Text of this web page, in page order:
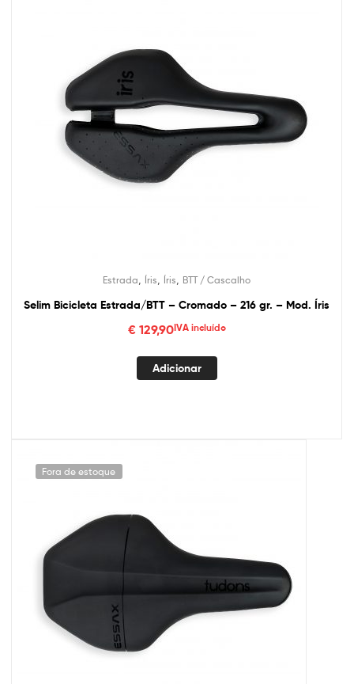
Estrada Íris Íris BTT / Cascalho
Selim Bicicleta Estrada/BTT – Cromado – 216 gr. – Mod. Íris
€129,90IVA incluído
Adicionar
Fora de estoque